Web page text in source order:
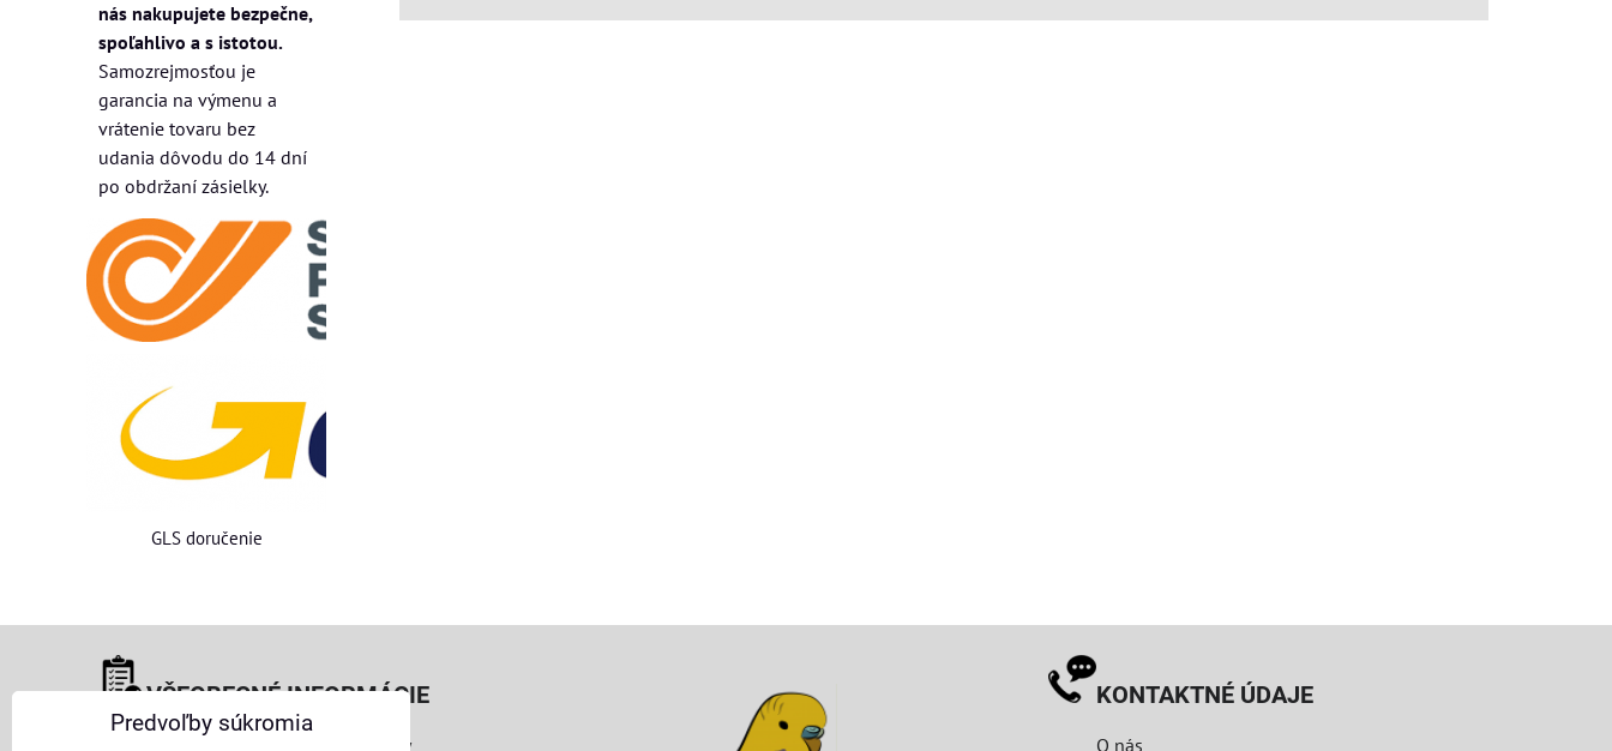
nás nakupujete bezpečne,
spoľahlivo a s istotou.
Samozrejmosťou je
garancia na výmenu a
vrátenie tovaru bez
udania dôvodu do 14 dní
po obdržaní zásielky.
GLS doručenie
VŠEOBECNÉ INFORMÁCIE
Obchodné podmienky pre osoby
KONTAKTNÉ ÚDAJE
O nás
Predvoľby súkromia